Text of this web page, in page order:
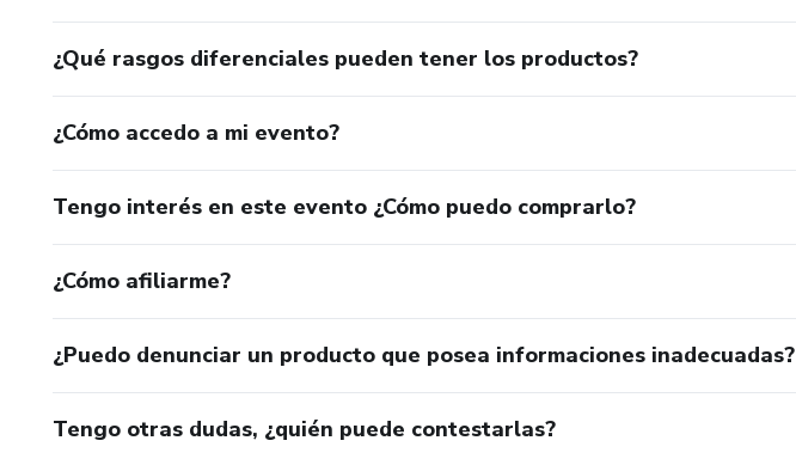
¿Qué rasgos diferenciales pueden tener los productos?
¿Cómo accedo a mi evento?
Tengo interés en este evento ¿Cómo puedo comprarlo?
¿Cómo afiliarme?
¿Puedo denunciar un producto que posea informaciones inadecuadas?
Tengo otras dudas, ¿quién puede contestarlas?